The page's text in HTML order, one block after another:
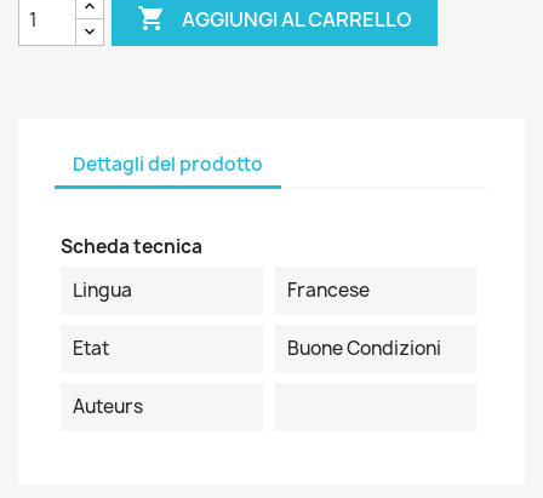
 AGGIUNGI AL CARRELLO
Dettagli del prodotto
Scheda tecnica
Lingua
Francese
Etat Buone Condizioni
Auteurs